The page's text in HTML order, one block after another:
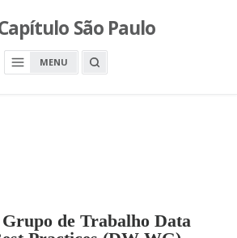
São Paulo
MENU
O
de Trabalho Data